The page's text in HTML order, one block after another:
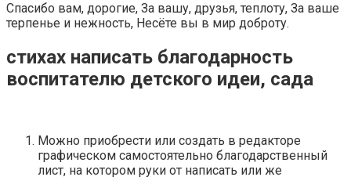
Спасибо вам, дорогие, За вашу, друзья, теплоту, За ваше
терпенье и нежность, Несёте вы в мир доброту.
стихах написать благодарность
воспитателю детского идеи, сада
Можно приобрести или создать в редакторе
графическом самостоятельно благодарственный
лист, на котором руки от написать или же